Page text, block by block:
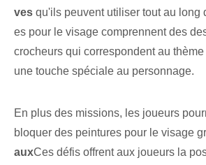
ves qu'ils peuvent utiliser tout au long
es pour le visage comprennent des
crocheurs qui correspondent au
une touche spéciale au personnage.
En plus des missions, les joueurs
bloquer des peintures pour le visage
auxCes défis offrent aux joueurs la